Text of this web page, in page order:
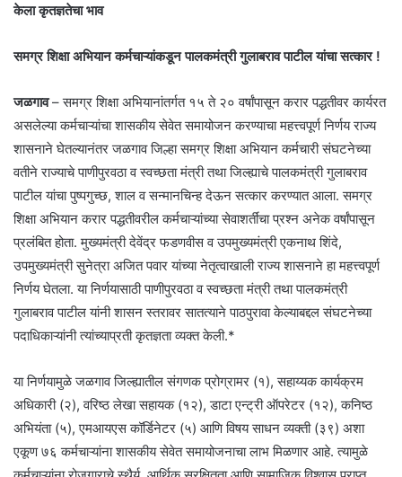
केला कृतज्ञतेचा भाव
समग्र शिक्षा अभियान कर्मचाऱ्यांकडून पालकमंत्री गुलाबराव पाटील यांचा सत्कार !
जळगाव– समग्र शिक्षा अभियानांतर्गत १५ ते २० वर्षांपासून करार पद्धतीवर कार्यरत
असलेल्या कर्मचाऱ्यांचा शासकीय सेवेत समायोजन करण्याचा महत्त्वपूर्ण निर्णय राज्य
शासनाने घेतल्यानंतर जळगाव जिल्हा समग्र शिक्षा अभियान कर्मचारी संघटनेच्या
वतीने राज्याचे पाणीपुरवठा व स्वच्छता मंत्री तथा जिल्ह्याचे पालकमंत्री गुलाबराव
पाटील यांचा पुष्पगुच्छ, शाल व सन्मानचिन्ह देऊन सत्कार करण्यात आला. समग्र
शिक्षा अभियान करार पद्धतीवरील कर्मचाऱ्यांच्या सेवाशर्तींचा प्रश्न अनेक वर्षांपासून
प्रलंबित होता. मुख्यमंत्री देवेंद्र फडणवीस व उपमुख्यमंत्री एकनाथ शिंदे,
उपमुख्यमंत्री सुनेत्रा अजित पवार यांच्या नेतृत्वाखाली राज्य शासनाने हा महत्त्वपूर्ण
निर्णय घेतला. या निर्णयासाठी पाणीपुरवठा व स्वच्छता मंत्री तथा पालकमंत्री
गुलाबराव पाटील यांनी शासन स्तरावर सातत्याने पाठपुरावा केल्याबद्दल संघटनेच्या
पदाधिकाऱ्यांनी त्यांच्याप्रती कृतज्ञता व्यक्त केली.*
या निर्णयामुळे जळगाव जिल्ह्यातील संगणक प्रोग्रामर (१), सहाय्यक कार्यक्रम
अधिकारी (२), वरिष्ठ लेखा सहायक (१२), डाटा एन्ट्री ऑपरेटर (१२), कनिष्ठ
अभियंता (५), एमआयएस कॉर्डिनेटर (५) आणि विषय साधन व्यक्ती (३९) अशा
एकूण ७६ कर्मचाऱ्यांना शासकीय सेवेत समायोजनाचा लाभ मिळणार आहे. त्यामुळे